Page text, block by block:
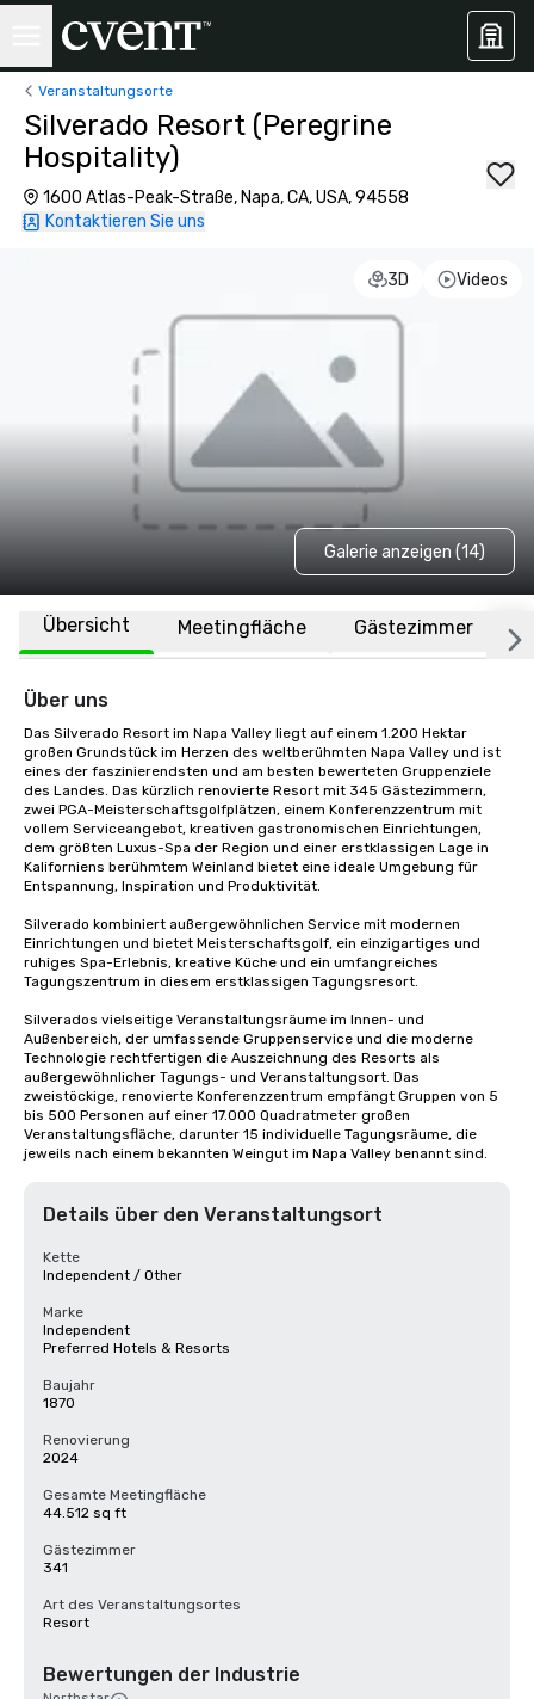
Veranstaltungsorte
Silverado Resort (Peregrine
Hospitality)
1600 Atlas-Peak-Straße, Napa, CA, USA, 94558
Kontaktieren Sie uns
3D Videos
Galerie anzeigen (14)
Übersicht Meetingfläche Gästezimmer
Über uns
Das Silverado Resort im Napa Valley liegt auf einem 1.200 Hektar
großen Grundstück im Herzen des weltberühmten Napa Valley und ist
eines der faszinierendsten und am besten bewerteten Gruppenziele
des Landes. Das kürzlich renovierte Resort mit 345 Gästezimmern,
zwei PGA-Meisterschaftsgolfplätzen, einem Konferenzzentrum mit
vollem Serviceangebot, kreativen gastronomischen Einrichtungen,
dem größten Luxus-Spa der Region und einer erstklassigen Lage in
Kaliforniens berühmtem Weinland bietet eine ideale Umgebung für
Entspannung, Inspiration und Produktivität.
Silverado kombiniert außergewöhnlichen Service mit modernen
Einrichtungen und bietet Meisterschaftsgolf, ein einzigartiges und
ruhiges Spa-Erlebnis, kreative Küche und ein umfangreiches
Tagungszentrum in diesem erstklassigen Tagungsresort.
Silverados vielseitige Veranstaltungsräume im Innen- und
Außenbereich, der umfassende Gruppenservice und die moderne
Technologie rechtfertigen die Auszeichnung des Resorts als
außergewöhnlicher Tagungs- und Veranstaltungsort. Das
zweistöckige, renovierte Konferenzzentrum empfängt Gruppen von 5
bis 500 Personen auf einer 17.000 Quadratmeter großen
Veranstaltungsfläche, darunter 15 individuelle Tagungsräume, die
jeweils nach einem bekannten Weingut im Napa Valley benannt sind.
Details über den Veranstaltungsort
Kette
Independent / Other
Marke
Independent
Preferred Hotels & Resorts
Baujahr
1870
Renovierung
2024
Gesamte Meetingfläche
44.512 sq ft
Gästezimmer
341
Art des Veranstaltungsortes
Resort
Bewertungen der Industrie